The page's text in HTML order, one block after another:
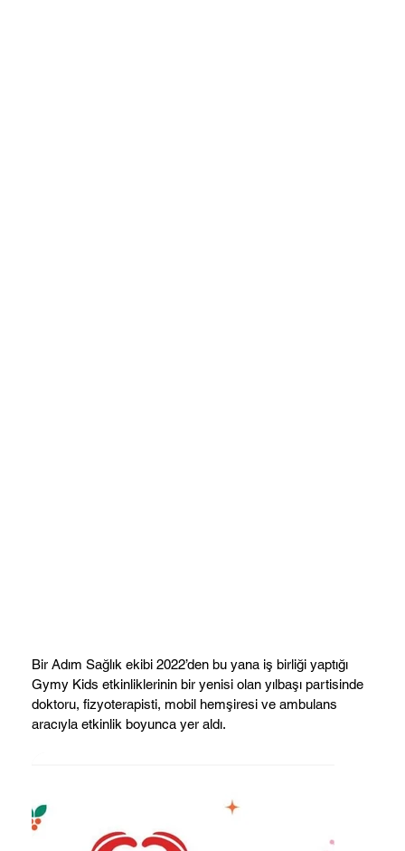
Bir Adım Sağlık ekibi 2022’den bu yana iş birliği yaptığı
Gymy Kids etkinliklerinin bir yenisi olan yılbaşı partisinde
doktoru, fizyoterapisti, mobil hemşiresi ve ambulans
aracıyla etkinlik boyunca yer aldı.